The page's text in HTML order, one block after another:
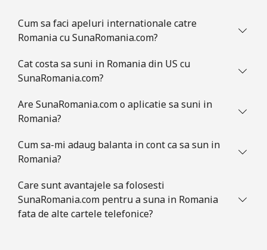
Cum sa faci apeluri internationale catre
Romania cu SunaRomania.com?
Cat costa sa suni in Romania din US cu
SunaRomania.com?
Are SunaRomania.com o aplicatie sa suni in
Romania?
Cum sa-mi adaug balanta in cont ca sa sun in
Romania?
Care sunt avantajele sa folosesti
SunaRomania.com pentru a suna in Romania
fata de alte cartele telefonice?